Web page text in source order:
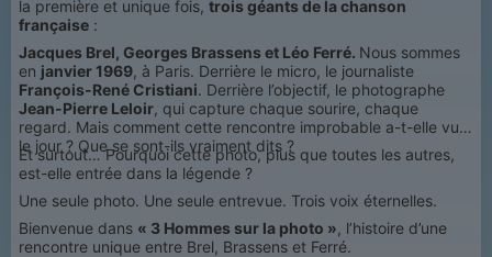
la première et unique fois, trois géants de la chanson
française :
Jacques Brel, Georges Brassens et Léo Ferré. Nous sommes
en janvier 1969, à Paris. Derrière le micro, le journaliste
François-René Cristiani. Derrière l’objectif, le photographe
Jean-Pierre Leloir, qui capture chaque sourire, chaque
regard. Mais comment cette rencontre improbable a-t-elle vu
le jour ? Que se sont-ils vraiment dits ?
Et surtout… Pourquoi cette photo, plus que toutes les autres,
est-elle entrée dans la légende ?
Une seule photo. Une seule entrevue. Trois voix éternelles.
Bienvenue dans « 3 Hommes sur la photo », l’histoire d’une
rencontre unique entre Brel, Brassens et Ferré.